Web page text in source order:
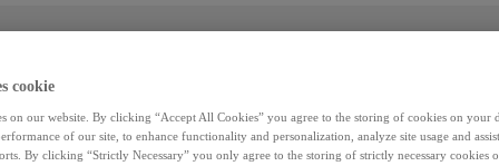
viaggiatori del futuro: ecco come
cookie
on our website. By clicking “Accept All Cookies” you agree to the storing of cookies on your
of our site, to enhance functionality and personalization, analyze site usage and
By clicking “Strictly Necessary” you only agree to the storing of strictly necessary cookies